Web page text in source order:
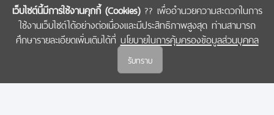
เว็บไซต์นี้มีการใช้งานคุกกี้ (Cookies)?? เพื่ออำนวยความสะดวกในการ
ใช้งานเว็บไซต์ได้อย่างต่อเนื่องและมีประสิทธิภาพสูงสุด ท่านสามารถ
ศึกษารายละเอียดเพิ่มเติมได้ที่ นโยบายในการคุ้มครองข้อมูลส่วนบุคคล
รับทราบ
COPYRIGHT © 2022 สำนักงานคณะกรรมการส่งเสริมวิทยาศาสตร์ วิจัยและนวัตกรรม
(สกสว.)
นโยบายในการคุ้มครองข้อมูลส่วนบุคคล